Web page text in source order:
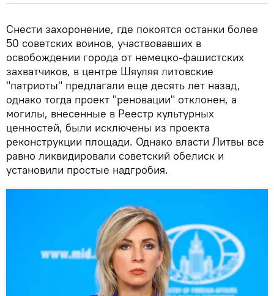
Снести захоронение, где покоятся останки более
50 советских воинов, участвовавших в
освобождении города от немецко-фашистских
захватчиков, в центре Шяуляя литовские
"патриоты" предлагали еще десять лет назад,
однако тогда проект "реновации" отклонен, а
могилы, внесенные в Реестр культурных
ценностей, были исключены из проекта
реконструкции площади. Однако власти Литвы все
равно ликвидировали советский обелиск и
установили простые надгробия.